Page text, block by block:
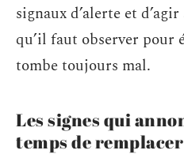
signaux d’alerte et
qu’il faut observer pour
tombe toujours mal.
Les signes qui
temps de